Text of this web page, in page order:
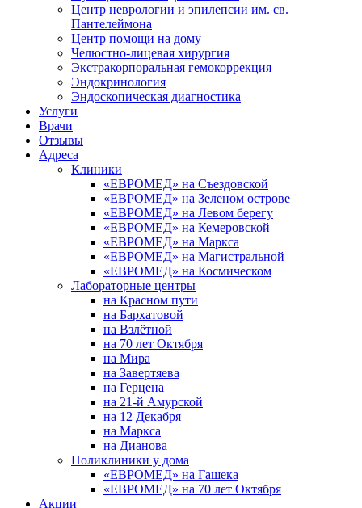
Центр неврологии и эпилепсии им. св.
Пантелеймона
Центр помощи на дому
Челюстно-лицевая хирургия
Экстракорпоральная гемокоррекция
Эндокринология
Эндоскопическая диагностика
Услуги
Врачи
Отзывы
Адреса
Клиники
«ЕВРОМЕД» на Съездовской
«ЕВРОМЕД» на Зеленом острове
«ЕВРОМЕД» на Левом берегу
«ЕВРОМЕД» на Кемеровской
«ЕВРОМЕД» на Маркса
«ЕВРОМЕД» на Магистральной
«ЕВРОМЕД» на Космическом
Лабораторные центры
на Красном пути
на Бархатовой
на Взлётной
на 70 лет Октября
на Мира
на Завертяева
на Герцена
на 21-й Амурской
на 12 Декабря
на Маркса
на Дианова
Поликлиники у дома
«ЕВРОМЕД» на Гашека
«ЕВРОМЕД» на 70 лет Октября
Акции